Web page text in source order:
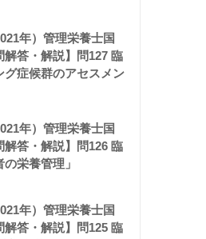
年）管理栄養士国
解答・解説】問127 臨
グ症候群のアセスメン
年）管理栄養士国
解答・解説】問126 臨
栄養管理」
年）管理栄養士国
解答・解説】問125 臨